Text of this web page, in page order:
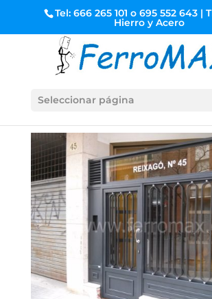
Tel: 666 265 101 o 695 552 643 |
Hierro y Acero
Seleccionar página